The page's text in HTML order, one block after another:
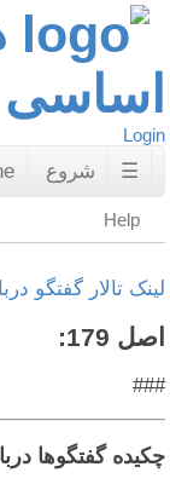
اساسی
Login
☰ شروع
Help
لینک تالار گفتگو
اصل 179:
###
چکیده گفتگوها